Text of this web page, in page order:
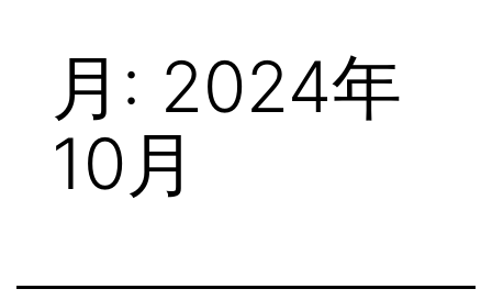
月: 2024年
10月